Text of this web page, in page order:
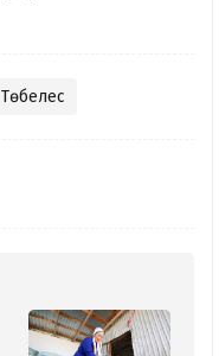
Төбелес